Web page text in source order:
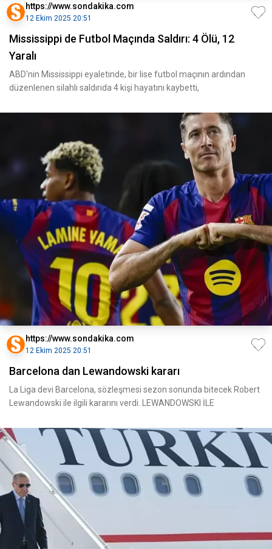
https://www.sondakika.com
12 Ekim 2025 20:51
Mississippi de Futbol Maçında Saldırı: 4 Ölü, 12
Yaralı
ABD'nin Mississippi eyaletinde, bir lise futbol maçının ardından
düzenlenen silahlı saldırıda 4 kişi hayatını kaybetti,
https://www.sondakika.com
12 Ekim 2025 20:51
Barcelona dan Lewandowski kararı
La Liga devi Barcelona, sözleşmesi sezon sonunda bitecek Robert
Lewandowski ile ilgili kararını verdi. LEWANDOWSKI İLE